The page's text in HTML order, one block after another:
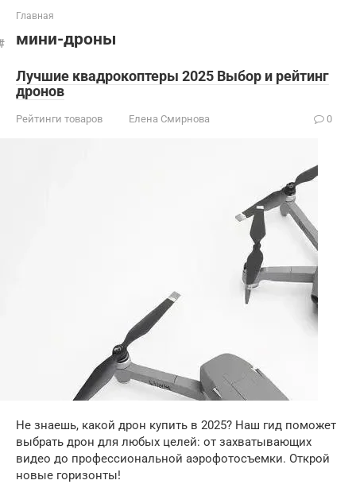
Главная
мини-дроны
Лучшие квадрокоптеры 2025 Выбор и рейтинг
дронов
Рейтинги товаров Елена Смирнова 0
Не знаешь, какой дрон купить в 2025? Наш гид поможет
выбрать дрон для любых целей: от захватывающих
видео до профессиональной аэрофотосъемки. Открой
новые горизонты!